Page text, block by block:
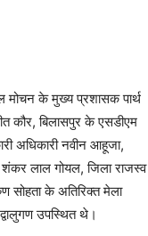
मोचन के मुख्य प्रशासक पार्थ
कौर, बिलासपुर के एसडीएम
अधिकारी नवीन आहूजा,
लाल गोयल, जिला राजस्व
सोहता के अतिरिक्त मेला
उपस्थित थे।